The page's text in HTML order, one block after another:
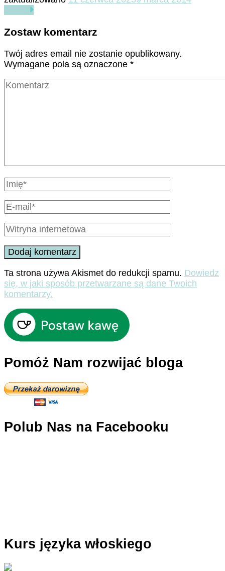
Zostaw komentarz
Twój adres email nie zostanie opublikowany.
Wymagane pola są oznaczone *
Ta strona używa Akismet do redukcji spamu. Dowiedz
się, w jaki sposób przetwarzane są dane Twoich
komentarzy.
Pomóż Nam rozwijać bloga
Polub Nas na Facebooku
Kurs języka włoskiego